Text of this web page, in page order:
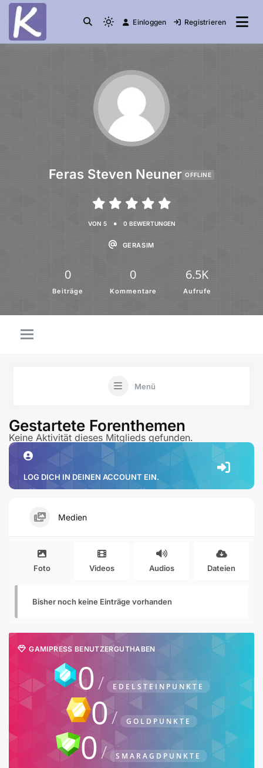
die Community Einloggen Registrieren
Feras Steven Neuner OFFLINE
VON 5 • 0 BEWERTUNGEN
GERASIM
0
Beiträge
0
Kommentare
6.5K
Aufrufe
Menü
Gestartete Forenthemen
Keine Aktivität dieses Mitglieds gefunden.
LOG DICH IN DEINEN ACCOUNT EIN.
Medien
Foto Videos Audios Dateien
Bisher noch keine Einträge vorhanden
GAMIPRESS BENUTZERGUTHABEN
0 EDELSTEINPUNKTE
0 GOLDPUNKTE
0 SMARAGDPUNKTE